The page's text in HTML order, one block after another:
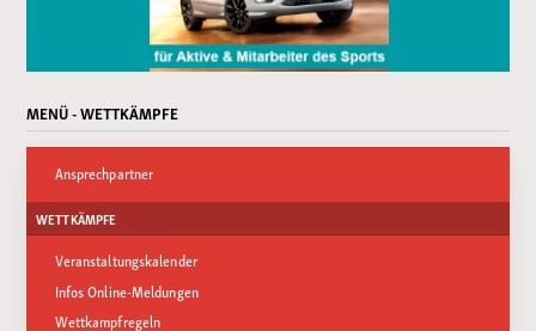
MENÜ - WETTKÄMPFE
Ansprechpartner
WETTKÄMPFE
Veranstaltungskalender
Infos Online-Meldungen
Wettkampfregeln